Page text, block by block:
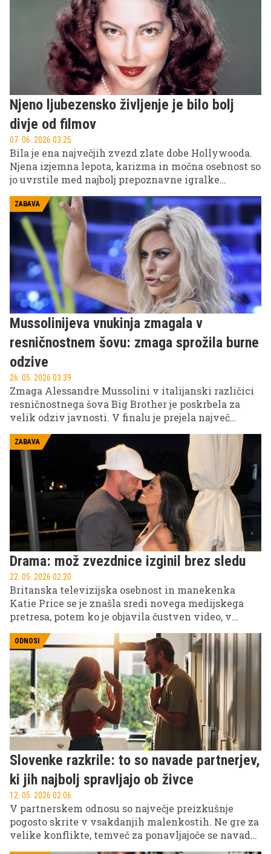
Njeno ljubezensko življenje je bilo bolj
divje od filmov
07. 06. 2026 03.25
Bila je ena največjih zvezd zlate dobe Hollywooda.
Njena izjemna lepota, karizma in močna osebnost so
jo uvrstile med najbolj prepoznavne igralke
življenje polno burnih razmerij, kratkih zakonov in
strastnih ljubezenskih zgodb, ki so pogosto polnile
naslovnice po vsem svetu.
ZABAVA
Mussolinijeva vnukinja zmagala v
resničnostnem šovu: zmaga sprožila burne
odzive
26. 05. 2026 03.39
Zmaga Alessandre Mussolini v italijanski različici
resničnostnega šova Big Brother je poskrbela za
velik odziv javnosti. V finalu je prejela največ
zmagovalke sezone, kar je v Italiji sprožilo številne
komentarje in razprave.
ZABAVA
Drama: mož zvezdnice izginil brez sledu
22. 05. 2026 02.20
Britanska televizijska osebnost in manekenka
Katie Price se je znašla sredi novega medijskega
pretresa, potem ko je objavila čustven video, v
izginotju svojega moža Leeja Andrewsa v Dubaju.
ODNOSI
Slovenke razkrile: to so navade partnerjev,
ki jih najbolj spravljajo ob živce
12. 05. 2026 02.06
V partnerskem odnosu so največje preizkušnje
pogosto skrite v vsakdanjih malenkostih. Ne gre za
velike konflikte, temveč za ponavljajoče se navade,